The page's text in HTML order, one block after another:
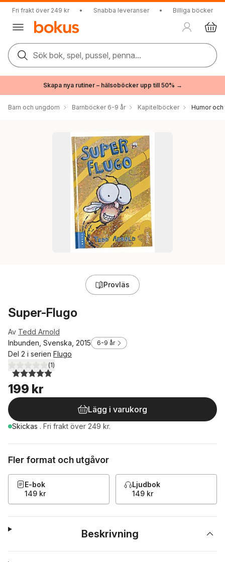
Fri frakt över 249 kr • Snabba leveranser • Billiga böcker
Sök bok, spel, pussel, penna...
Skapa nya rutiner – hälsoböcker upp till 50% →
Barn och ungdom Barnböcker 6-9 år Kapitelböcker Humor
Provläs
Super-Flugo
Av Tedd Arnold
Inbunden, Svenska, 2015
6-9 år
Del 2 i serien Flugo
5,0utav 5 stjärnor. Totalt antal röster:
(1)
199 kr
Lägg i varukorg
Skickas . Fri frakt över 249 kr.
Fler format och utgåvor
E-bok
149 kr
Ljudbok
149 kr
Beskrivning